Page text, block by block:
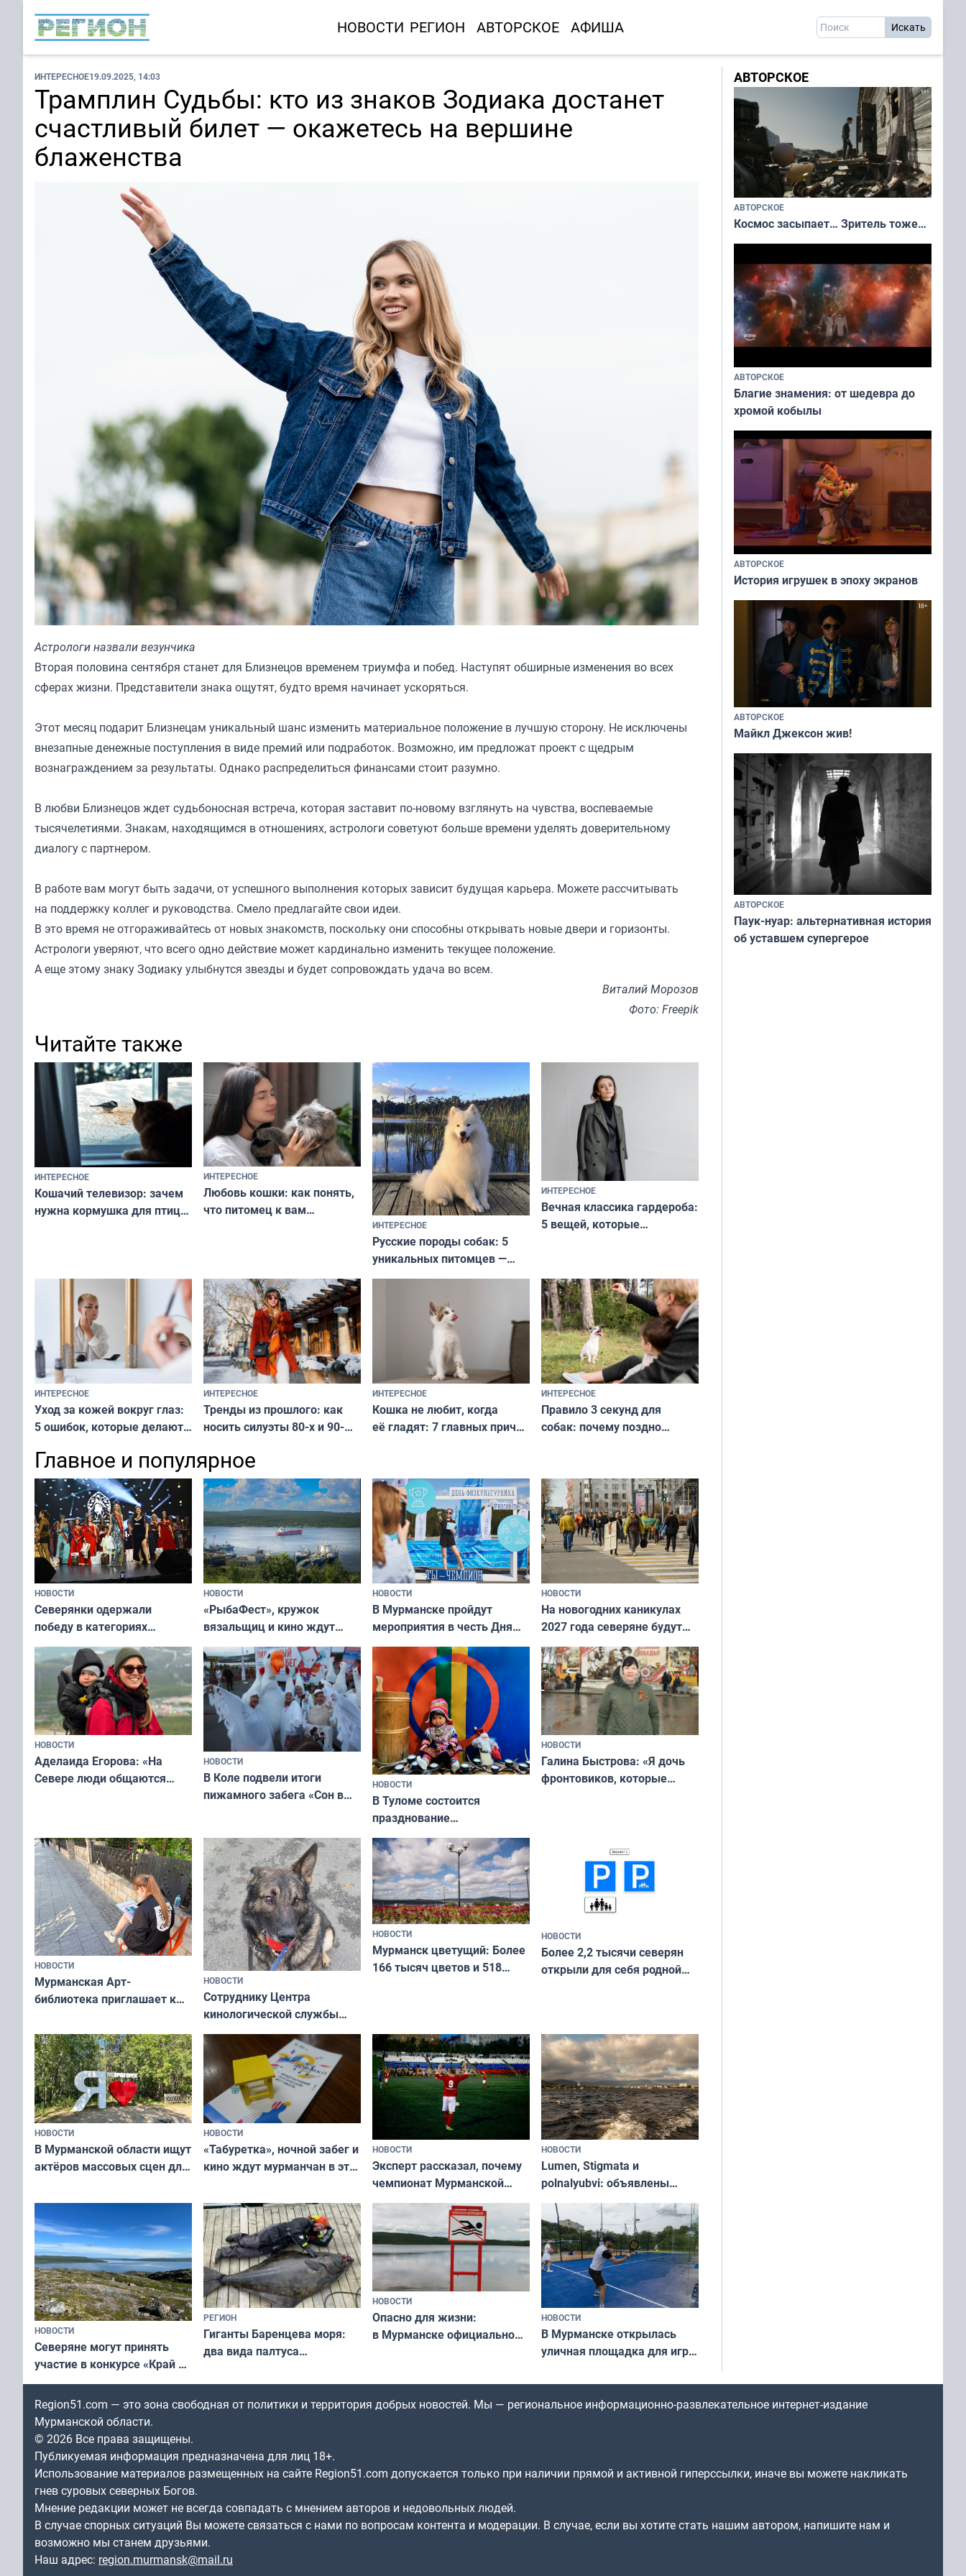
НОВОСТИ РЕГИОН АВТОРСКОЕ АФИША
ИНТЕРЕСНОЕ19.09.2025, 14:03
Трамплин Судьбы: кто из знаков Зодиака достанет
счастливый билет — окажетесь на вершине
блаженства
Астрологи назвали везунчика
Вторая половина сентября станет для Близнецов временем триумфа и побед. Наступят обширные изменения во всех
сферах жизни. Представители знака ощутят, будто время начинает ускоряться.
Этот месяц подарит Близнецам уникальный шанс изменить материальное положение в лучшую сторону. Не исключены
внезапные денежные поступления в виде премий или подработок. Возможно, им предложат проект с щедрым
вознаграждением за результаты. Однако распределиться финансами стоит разумно.
В любви Близнецов ждет судьбоносная встреча, которая заставит по-новому взглянуть на чувства, воспеваемые
тысячелетиями. Знакам, находящимся в отношениях, астрологи советуют больше времени уделять доверительному
диалогу с партнером.
В работе вам могут быть задачи, от успешного выполнения которых зависит будущая карьера. Можете рассчитывать
на поддержку коллег и руководства. Смело предлагайте свои идеи.
В это время не отгораживайтесь от новых знакомств, поскольку они способны открывать новые двери и горизонты.
Астрологи уверяют, что всего одно действие может кардинально изменить текущее положение.
А еще этому знаку Зодиакуулыбнутся звезды и будет сопровождать удача во всем.
Виталий Морозов
Фото: Freepik
Читайте также
ИНТЕРЕСНОЕ
Кошачий телевизор: зачем
нужна кормушка для птиц
ИНТЕРЕСНОЕ
Любовь кошки: как понять,
что питомец к вам
ИНТЕРЕСНОЕ
Русские породы собак: 5
уникальных питомцев —
национальные сокровища
и характером
ИНТЕРЕСНОЕ
Вечная классика гардероба:
5 вещей, которые
и актуально в любой сезон
ИНТЕРЕСНОЕ
Уход за кожей вокруг глаз:
5 ошибок, которые делают
и вернуть свежий взгляд
без дорогих средств
ИНТЕРЕСНОЕ
Тренды из прошлого: как
носить силуэты 80-х и 90-
современно и стильно без
переплат
ИНТЕРЕСНОЕ
Кошка не любит, когда
её гладят: 7 главных причин
независимому питомцу
ИНТЕРЕСНОЕ
Правило 3 секунд для
собак: почему поздно
питомцу всё сразу и без
криков
Главное и популярное
НОВОСТИ
Северянки одержали
победу в категориях
всероссийского конкурса
«Мисс и Миссис Великая
Русь»
НОВОСТИ
«РыбаФест», кружок
вязальщиц и кино ждут
мурманчан в эти выходные
НОВОСТИ
В Мурманске пройдут
мероприятия в честь Дня
физкультурника
НОВОСТИ
На новогодних каникулах
2027 года северяне будут
отдыхать 11 дней
НОВОСТИ
Аделаида Егорова: «На
Севере люди общаются
НОВОСТИ
В Коле подвели итоги
пижамного забега «Сон в
НОВОСТИ
В Туломе состоится
празднование
Международного дня
коренных народов мира
НОВОСТИ
Галина Быстрова: «Я дочь
фронтовиков, которые
НОВОСТИ
Мурманская Арт-
библиотека приглашает к
и фотографов
НОВОСТИ
Сотруднику Центра
кинологической службы
ищут новый дом
НОВОСТИ
Мурманск цветущий: Более
166 тысяч цветов и 518
НОВОСТИ
Более 2,2 тысячи северян
открыли для себя родной
НОВОСТИ
В Мурманской области ищут
актёров массовых сцен для
короткометражном фильме
НОВОСТИ
«Табуретка», ночной забег и
кино ждут мурманчан в эти
НОВОСТИ
Эксперт рассказал, почему
чемпионат Мурманской
области по футболу остался
незамеченным
НОВОСТИ
Lumen, Stigmata и
polnalyubvi: объявлены
хедлайнеры фестиваля
«Имандра» в 2026 года
НОВОСТИ
Северяне могут принять
участие в конкурсе «Край у
северной границы: фотогид
по Печенгскому округу»
РЕГИОН
Гиганты Баренцева моря:
два вида палтуса
НОВОСТИ
Опасно для жизни:
в Мурманске официально
НОВОСТИ
В Мурманске открылась
уличная площадка для игры
АВТОРСКОЕ
АВТОРСКОЕ
Космос засыпает… Зритель тоже…
АВТОРСКОЕ
Благие знамения: от шедевра до
хромой кобылы
АВТОРСКОЕ
История игрушек в эпоху экранов
АВТОРСКОЕ
Майкл Джексон жив!
АВТОРСКОЕ
Паук-нуар: альтернативная история
об уставшем супергерое
Region51.com — это зона свободная от политики и территория добрых новостей. Мы — региональное информационно-развлекательное интернет-издание
Мурманской области.
© 2026 Все права защищены.
Публикуемая информация предназначена для лиц 18+.
Использование материалов размещенных на сайте Region51.com допускается только при наличии прямой и активной гиперссылки, иначе вы можете накликать
гнев суровых северных Богов.
Мнение редакции может не всегда совпадать с мнением авторов и недовольных людей.
В случае спорных ситуаций Вы можете связаться с нами по вопросам контента и модерации. В случае, если вы хотите стать нашим автором, напишите нам и
возможно мы станем друзьями.
Наш адрес: region.murmansk@mail.ru